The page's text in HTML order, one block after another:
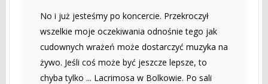
No i już jesteśmy po koncercie. Przekroczył
wszelkie moje oczekiwania odnośnie tego jak
cudownych wrażeń może dostarczyć muzyka na
żywo. Jeśli coś może być jeszcze lepsze, to
chyba tylko ... Lacrimosa w Bolkowie. Po sali